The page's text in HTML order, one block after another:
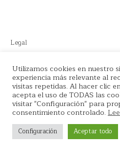
Legal
Este sitio recomienda productos de
de afiliados por el cual nos llevamos
Copyright © 2026 La
Design by
Utilizamos cookies en nuestro
experiencia más relevante al
visitas repetidas. Al hacer clic
acepta el uso de TODAS las
visitar "Configuración" para
consentimiento controlado.
Configuración Aceptar todo